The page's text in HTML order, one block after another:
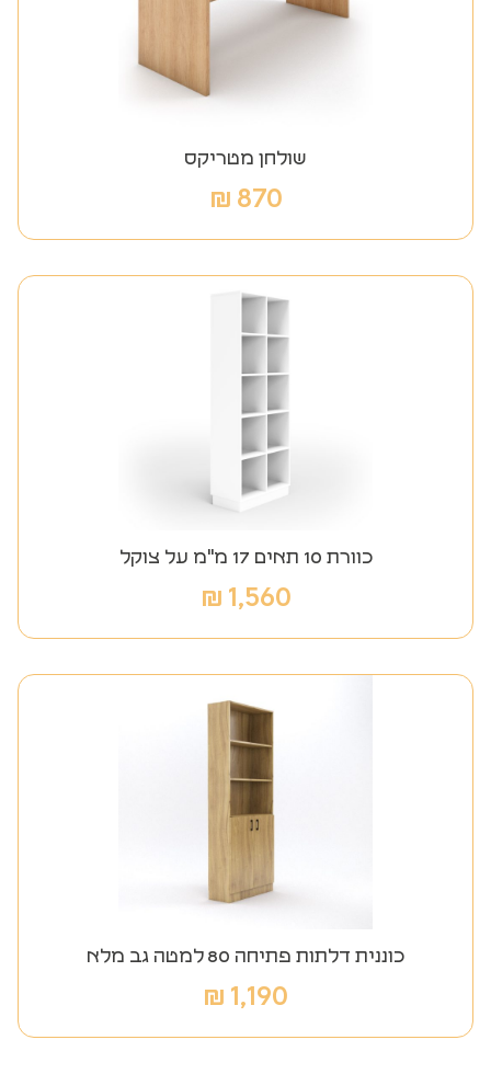
שולחן מטריקס
870
₪
כוורת 10 תאים 17 מ"מ על צוקל
1,560
₪
כוננית דלתות פתיחה 80 למטה גב מלא
1,190
₪